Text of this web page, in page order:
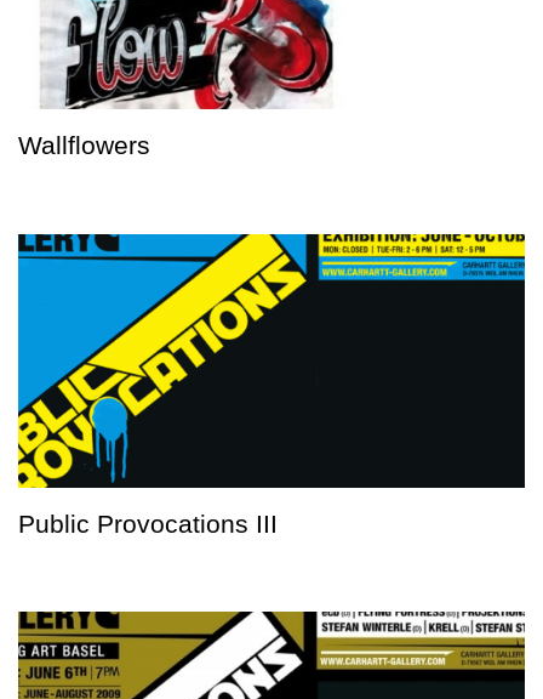
Wallflowers
Public Provocations III